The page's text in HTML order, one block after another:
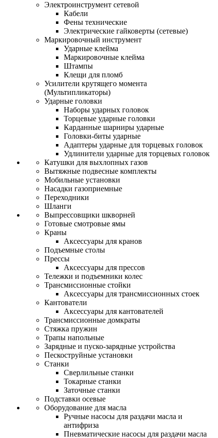
Электроинструмент сетевой
Кабели
Фены технические
Электрические гайковерты (сетевые)
Маркировочный инструмент
Ударные клейма
Маркировочные клейма
Штампы
Клещи для пломб
Усилители крутящего момента
(Мультипликаторы)
Ударные головки
Наборы ударных головок
Торцевые ударные головки
Карданные шарниры ударные
Головки-биты ударные
Адаптеры ударные для торцевых головок
Удлинители ударные для торцевых головок
Катушки для выхлопных газов
Вытяжные подвесные комплекты
Мобильные установки
Насадки газоприемные
Переходники
Шланги
Выпрессовщики шкворней
Готовые смотровые ямы
Краны
Аксессуары для кранов
Подъемные столы
Прессы
Аксессуары для прессов
Тележки и подъемники колес
Трансмиссионные стойки
Аксессуары для трансмиссионных стоек
Кантователи
Аксессуары для кантователей
Трансмиссионные домкраты
Стяжка пружин
Трапы напольные
Зарядные и пуско-зарядные устройства
Пескоструйные установки
Станки
Сверлильные станки
Токарные станки
Заточные станки
Подставки осевые
Оборудование для масла
Ручные насосы для раздачи масла и
антифриза
Пневматические насосы для раздачи масла